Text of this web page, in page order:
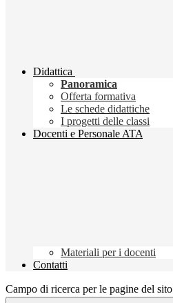
Didattica
Panoramica
Offerta formativa
Le schede didattiche
I progetti delle classi
Docenti e Personale ATA
Materiali per i docenti
Contatti
Campo di ricerca per le pagine del sito